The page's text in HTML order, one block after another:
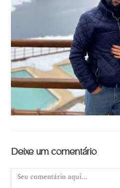
Deixe um comentário